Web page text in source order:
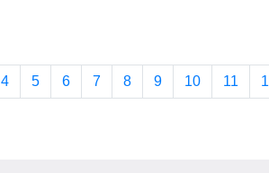
4 5 6 7 8 9 10 11